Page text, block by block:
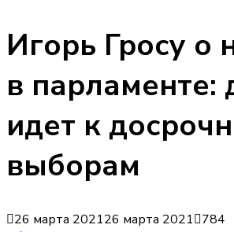
Игорь Гросу о
в парламенте:
идет к
выборам
26 марта 202126 марта 2021 784